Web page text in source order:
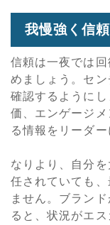
我慢強く信
信頼は一夜では
めましょう。セ
確認するように
価、エンゲージ
る情報をリーダー
なりより、自分
任されていても
ません。ブラン
ると、状況がエ